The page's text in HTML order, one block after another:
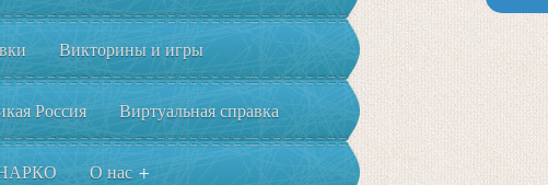
Викторины и игры
Россия Виртуальная справка
О нас +